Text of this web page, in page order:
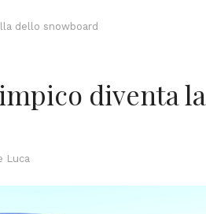
dello snowboard
diventa
Luca